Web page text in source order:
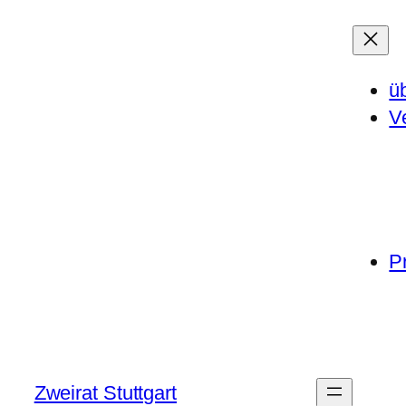
Zweirat Stuttgart